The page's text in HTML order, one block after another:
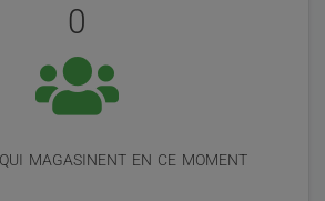
0
magasinent en ce moment